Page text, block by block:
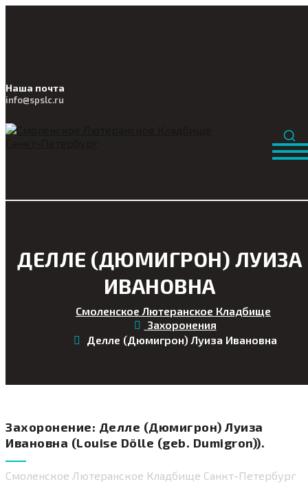
Наша почта
info@spslc.ru
ДЕЛЛЕ (ДЮМИГРОН) ЛУИЗА
ИВАНОВНА
Смоленское Лютеранское Кладбище
Захоронения
Делле (Дюмигрон) Луиза Ивановна
Захоронение: Делле (Дюмигрон) Луиза
Ивановна (Louise Dölle (geb. Dumigron)).
Смоленское Лютеранское Кладбище Санкт-Петербург